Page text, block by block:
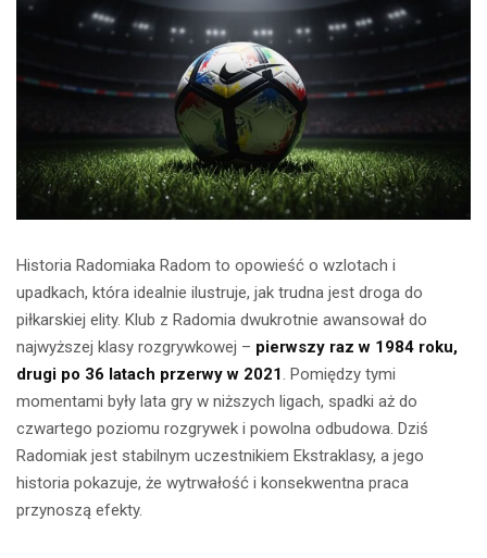
Historia Radomiaka Radom to opowieść o wzlotach i
upadkach, która idealnie ilustruje, jak trudna jest droga do
piłkarskiej elity. Klub z Radomia dwukrotnie awansował do
najwyższej klasy rozgrywkowej – pierwszy raz w 1984 roku,
drugi po 36 latach przerwy w 2021. Pomiędzy tymi
momentami były lata gry w niższych ligach, spadki aż do
czwartego poziomu rozgrywek i powolna odbudowa. Dziś
Radomiak jest stabilnym uczestnikiem Ekstraklasy, a jego
historia pokazuje, że wytrwałość i konsekwentna praca
przynoszą efekty.